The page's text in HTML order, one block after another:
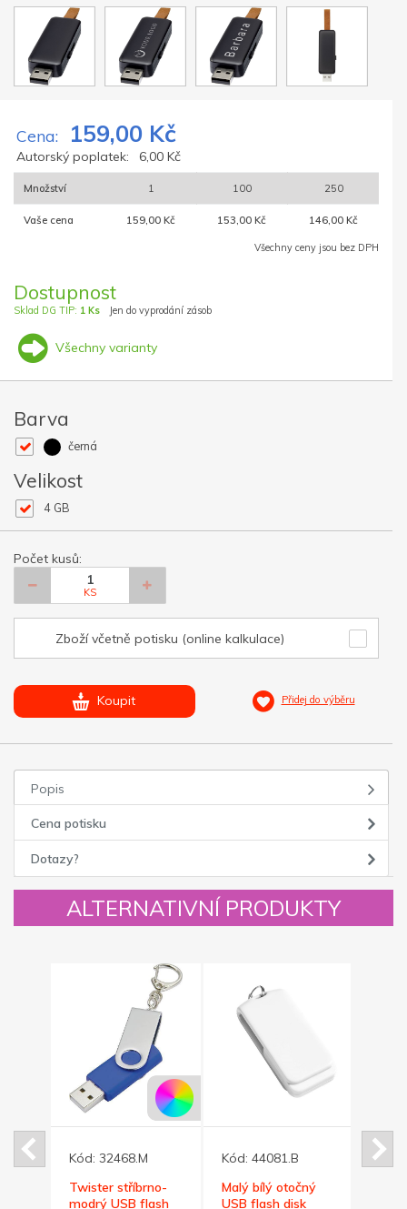
Cena: 159,00 Kč
Autorský poplatek: 6,00 Kč
Množství 1 100 250
Vaše cena 159,00 Kč 153,00 Kč 146,00 Kč
Všechny ceny jsou bez DPH
Dostupnost
Sklad DG TIP: 1 Ks Jen do vyprodání zásob
Všechny varianty
Barva
černá
Velikost
4 GB
Počet kusů:
KS
Zboží včetně potisku (online kalkulace)
Koupit Přidej do výběru
Popis
Cena potisku
Dotazy?
ALTERNATIVNÍ PRODUKTY
Kód: 32468.M
Twister stříbrno-
modrý USB flash
Kód: 44081.B
Malý bílý otočný
USB flash disk
Kód: